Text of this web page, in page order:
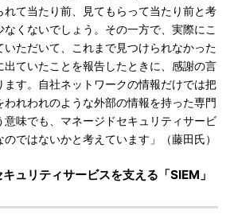
れて当たり前、見てもらって当たり前と考
なくないでしょう。その一方で、実際にこ
ただいて、これまで見つけられなかった
出ていたことを報告したときに、感謝の言
ます。自社ネットワークの情報だけでは把
れわれのような外部の情報を持った専門
意味でも、マネージドセキュリティサービ
ではないかと考えています」（藤田氏）
ュリティサービスを支える「SIEM」